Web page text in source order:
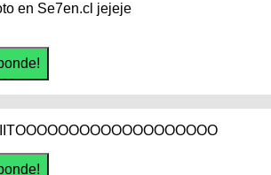
en Se7en.cl jejeje